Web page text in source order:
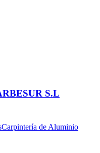
S.L
Carpintería de Aluminio